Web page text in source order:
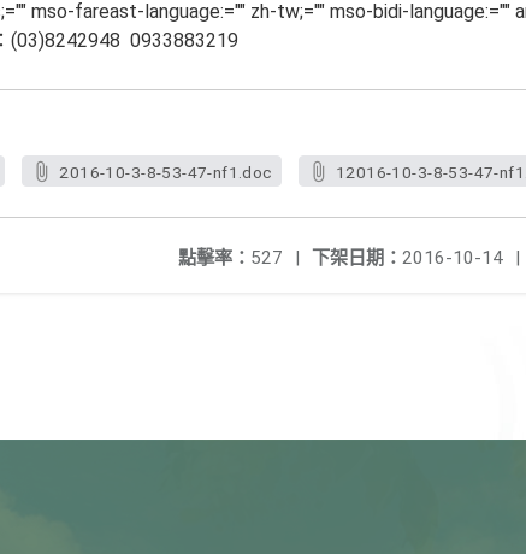
mso-fareast-language:="" zh-tw;="" mso-bidi-language:=""
(03)8242948 0933883219
2016-10-3-8-53-47-nf1.doc 12016-10-3-8-53-47-
下架日期： 2016-10-14 |
點擊率： 527 |